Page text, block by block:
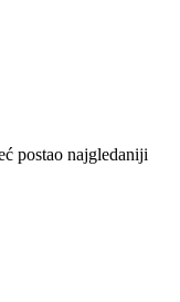
postao najgledaniji